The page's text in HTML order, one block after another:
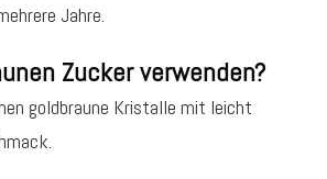
Jahre.
Zucker verwenden?
goldbraune Kristalle mit leicht